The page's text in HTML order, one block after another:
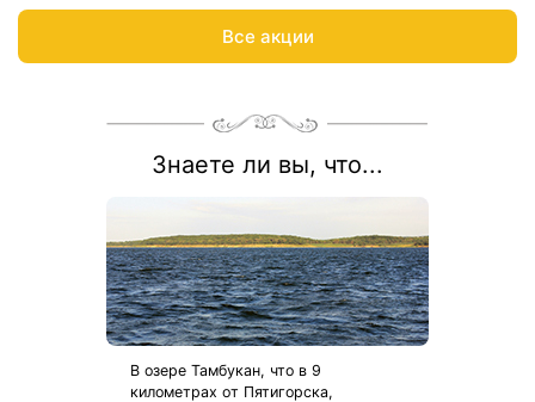
сентября 2026.
Рассчитаем цену со скидкой и забронируем отдых по
Все акции
Знаете ли вы, что...
В озере Тамбукан, что в 9
километрах от Пятигорска,